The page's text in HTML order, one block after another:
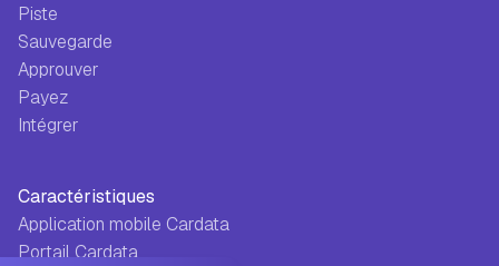
Piste
Sauvegarde
Approuver
Payez
Intégrer
Caractéristiques
Application mobile Cardata
Portail Cardata